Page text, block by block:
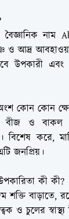
নাম
ও আদ্র
উপকারী
কোন কোন
ও বাকল
বিশেষ করে,
জনপ্রিয়।
কী কী?
শক্তি বাড়াতে,
ও চুলের